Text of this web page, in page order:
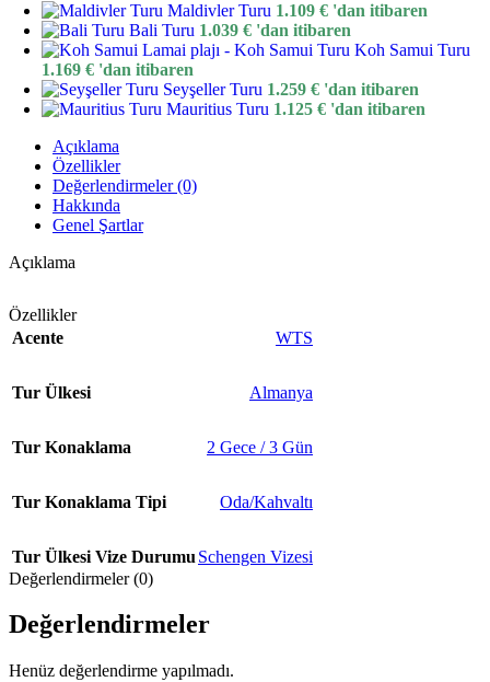
Maldivler Turu 1.109 € 'dan itibaren
Bali Turu 1.039 € 'dan itibaren
Koh Samui Turu
1.169 € 'dan itibaren
Seyşeller Turu 1.259 € 'dan itibaren
Mauritius Turu 1.125 € 'dan itibaren
Açıklama
Özellikler
Değerlendirmeler (0)
Hakkında
Genel Şartlar
Açıklama
Özellikler
Acente
WTS
Tur Ülkesi Almanya
Tur Konaklama 2 Gece / 3 Gün
Tur Konaklama Tipi Oda/Kahvaltı
Tur Ülkesi Vize Durumu Schengen Vizesi
Değerlendirmeler (0)
Değerlendirmeler
Henüz değerlendirme yapılmadı.